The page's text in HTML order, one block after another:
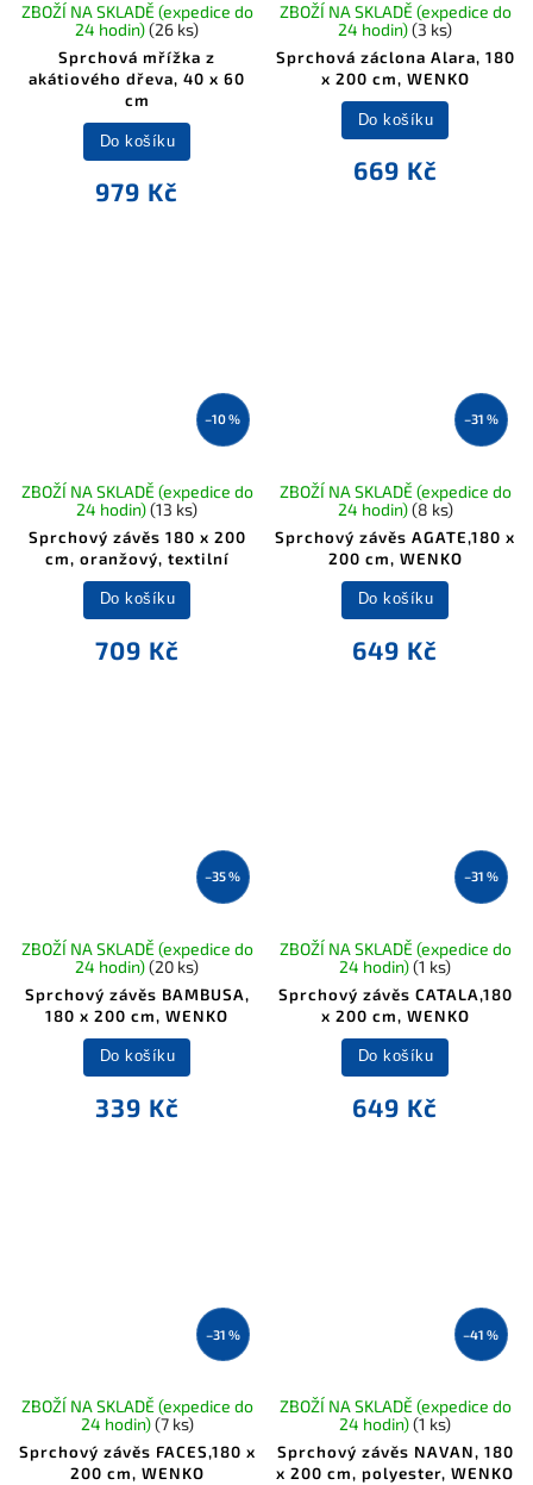
Sprchová mřížka z
akátiového dřeva, 40 x 60
cm
ZBOŽÍ NA SKLADĚ (expedice do
24 hodin)(26 ks)
979 Kč
Do košíku
Sprchová záclona Alara, 180
x 200 cm, WENKO
ZBOŽÍ NA SKLADĚ (expedice do
24 hodin)(3 ks)
669 Kč
Do košíku
–10 %
Sprchový závěs 180 x 200
cm, oranžový, textilní
ZBOŽÍ NA SKLADĚ (expedice do
24 hodin)(13 ks)
709 Kč
Do košíku
–31 %
Sprchový závěs AGATE,180 x
200 cm, WENKO
ZBOŽÍ NA SKLADĚ (expedice do
24 hodin)(8 ks)
649 Kč
Do košíku
–35 %
Sprchový závěs BAMBUSA,
180 x 200 cm, WENKO
ZBOŽÍ NA SKLADĚ (expedice do
24 hodin)(20 ks)
339 Kč
Do košíku
–31 %
Sprchový závěs CATALA,180
x 200 cm, WENKO
ZBOŽÍ NA SKLADĚ (expedice do
24 hodin)(1 ks)
649 Kč
Do košíku
–31 %
Sprchový závěs FACES,180 x
200 cm, WENKO
ZBOŽÍ NA SKLADĚ (expedice do
24 hodin)(7 ks)
–41 %
Sprchový závěs NAVAN, 180
x 200 cm, polyester, WENKO
ZBOŽÍ NA SKLADĚ (expedice do
24 hodin)(1 ks)